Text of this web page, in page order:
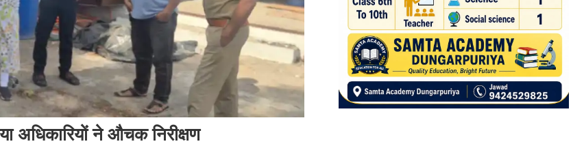
अधिकारियों ने औचक निरीक्षण